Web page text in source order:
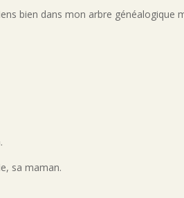
bien dans mon arbre généalogique
sa maman.